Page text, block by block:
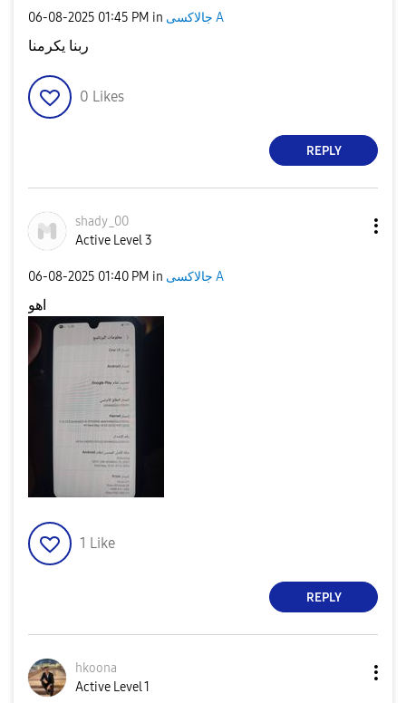
‎06-08-2025 01:45 PM in جالاكسى A
ربنا يكرمنا
0 Likes
REPLY
shady_00
Active Level 3
‎06-08-2025 01:40 PM in جالاكسى A
اهو
1 Like
REPLY
hkoona
Active Level 1